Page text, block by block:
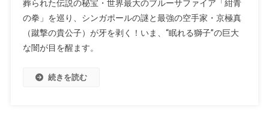
葬られた伝説の秘宝・世界最大のブルーサファイア「紺青
の拳」を巡り、シンガポールの謎と最強の空手家・京極真
（蹴撃の貴公子）が牙を剥く！いま、“眠れる獅子”の巨大
な闇が目を醒ます。
続きを読む